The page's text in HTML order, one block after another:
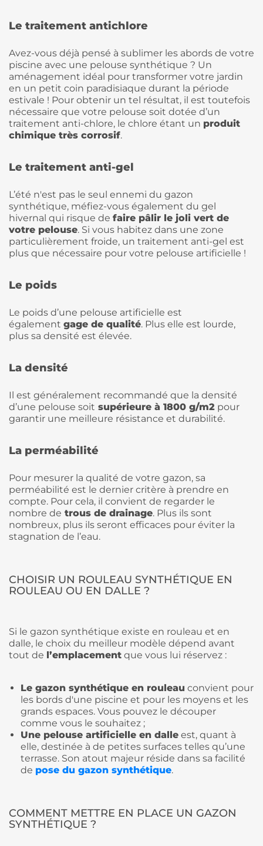
Le traitement antichlore
Avez-vous déjà pensé à sublimer les abords de votre
piscine avec une pelouse synthétique ? Un
aménagement idéal pour transformer votre jardin
en un petit coin paradisiaque durant la période
estivale ! Pour obtenir un tel résultat, il est toutefois
nécessaire que votre pelouse soit dotée d’un
traitement anti-chlore, le chlore étant un produit
chimique très corrosif.
Le traitement anti-gel
L’été n'est pas le seul ennemi du gazon
synthétique, méfiez-vous également du gel
hivernal qui risque de faire pâlir le joli vert de
votre pelouse. Si vous habitez dans une zone
particulièrement froide, un traitement anti-gel est
plus que nécessaire pour votre pelouse artificielle !
Le poids
Le poids d’une pelouse artificielle est
également gage de qualité. Plus elle est lourde,
plus sa densité est élevée.
La densité
Il est généralement recommandé que la densité
d’une pelouse soit supérieure à 1800 g/m2 pour
garantir une meilleure résistance et durabilité.
La perméabilité
Pour mesurer la qualité de votre gazon, sa
perméabilité est le dernier critère à prendre en
compte. Pour cela, il convient de regarder le
nombre de trous de drainage. Plus ils sont
nombreux, plus ils seront efficaces pour éviter la
stagnation de l’eau.
CHOISIR UN ROULEAU SYNTHÉTIQUE EN
ROULEAU OU EN DALLE ?
Si le gazon synthétique existe en rouleau et en
dalle, le choix du meilleur modèle dépend avant
tout de l’emplacement que vous lui réservez :
Le gazon synthétique en rouleau convient pour
les bords d'une piscine et pour les moyens et les
grands espaces. Vous pouvez le découper
comme vous le souhaitez ;
Une pelouse artificielle en dalle est, quant à
elle, destinée à de petites surfaces telles qu’une
terrasse. Son atout majeur réside dans sa facilité
de pose du gazon synthétique.
COMMENT METTRE EN PLACE UN GAZON
SYNTHÉTIQUE ?